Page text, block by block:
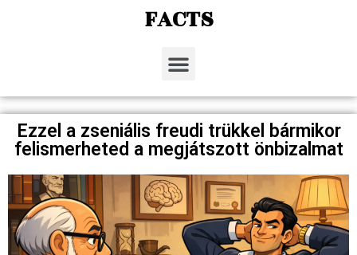
FACTS
Ezzel a zseniális freudi trükkel bármikor
felismerheted a megjátszott önbizalmat